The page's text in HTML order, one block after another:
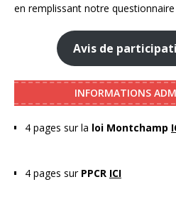
en remplissant notre questionnaire
Avis de
INFORMATIONS
4 pages sur la loi Montchamp
4 pages sur PPCR ICI